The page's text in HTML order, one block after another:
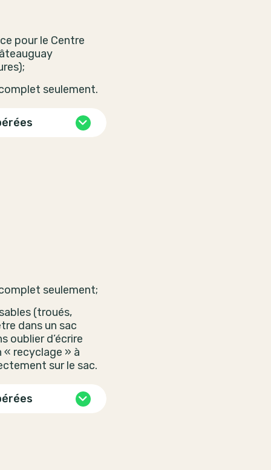
pour le Centre
seulement.
seulement;
(troués,
dans un sac
oublier d’écrire
recyclage » à
sur le sac.